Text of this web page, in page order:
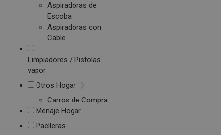
Aspiradoras de
Escoba
Aspiradoras con
Cable
Limpiadores / Pistolas
vapor
Otros Hogar
Carros de Compra
Menaje Hogar
Paelleras